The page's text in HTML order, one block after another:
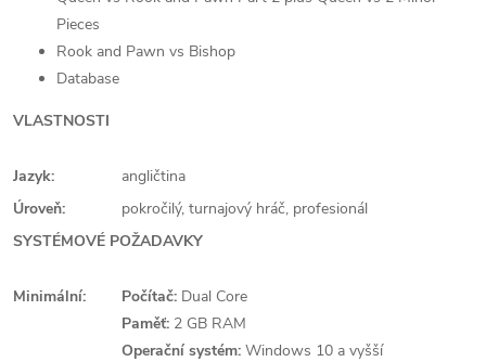
Pieces
Rook and Pawn vs Bishop
Database
VLASTNOSTI
Jazyk:
angličtina
Úroveň:
pokročilý, turnajový hráč, profesionál
SYSTÉMOVÉ POŽADAVKY
Minimální: Počítač: Dual Core
Paměť: 2 GB RAM
Operační systém: Windows 10 a vyšší